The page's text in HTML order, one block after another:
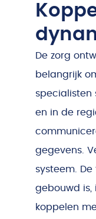
De zorg
belangrijk
specialisten
en in de
gegevens.
systeem.
gebouwd is,
koppelen